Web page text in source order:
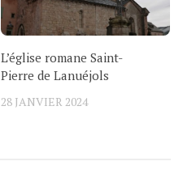
L’église romane Saint-
Pierre de Lanuéjols
28 JANVIER 2024